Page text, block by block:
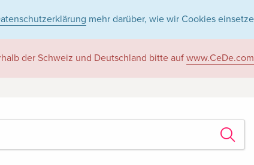
mehr darüber, wie wir Cookies
der Schweiz und Deutschland bitte auf www.CeDe.com